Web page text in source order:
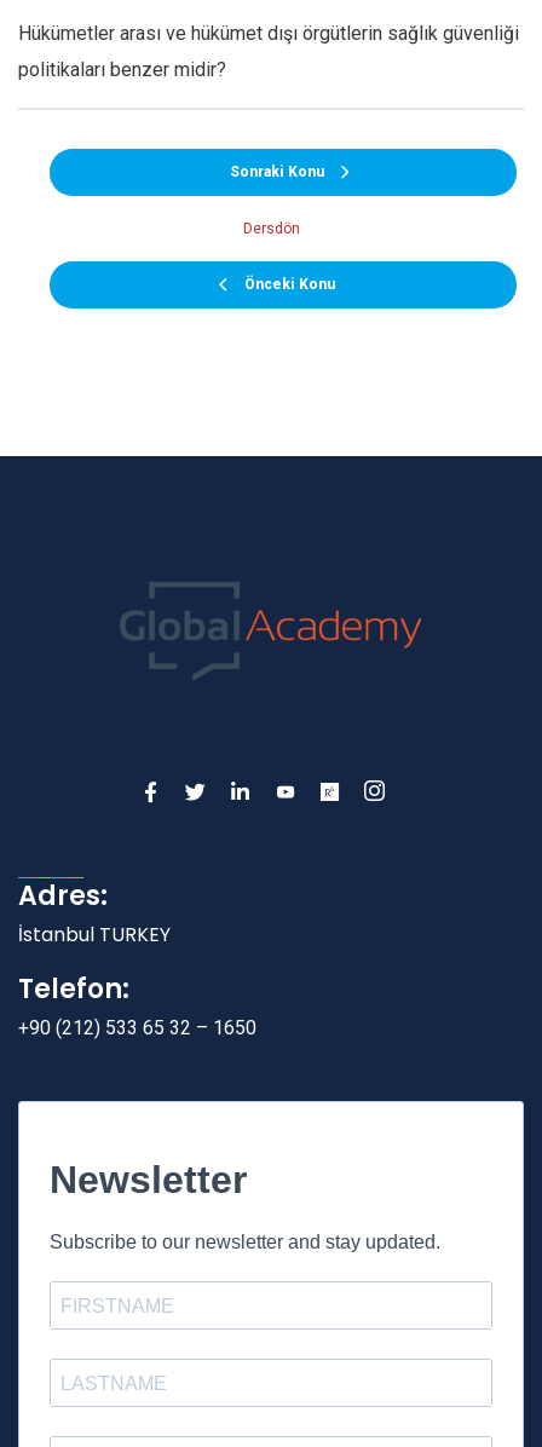
Hükümetler arası ve hükümet dışı örgütlerin sağlık güvenliği
politikaları benzer midir?
Önceki Konu
Dersdön
Sonraki Konu
Adres:
İstanbul TURKEY
Telefon:
+90 (212) 533 65 32 – 1650
Newsletter
Subscribe to our newsletter and stay updated.